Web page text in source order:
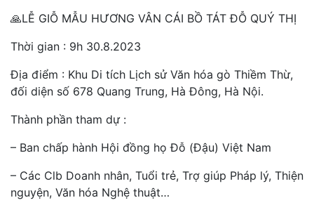
🙏LỄ GIỖ MẪU HƯƠNG VÂN CÁI BỒ TÁT ĐỖ QUÝ THỊ
Thời gian : 9h 30.8.2023
Địa điểm : Khu Di tích Lịch sử Văn hóa gò Thiềm Thừ,
đối diện số 678 Quang Trung, Hà Đông, Hà Nội.
Thành phần tham dự :
– Ban chấp hành Hội đồng họ Đỗ (Đậu) Việt Nam
– Các Clb Doanh nhân, Tuổi trẻ, Trợ giúp Pháp lý, Thiện
nguyện, Văn hóa Nghệ thuật…